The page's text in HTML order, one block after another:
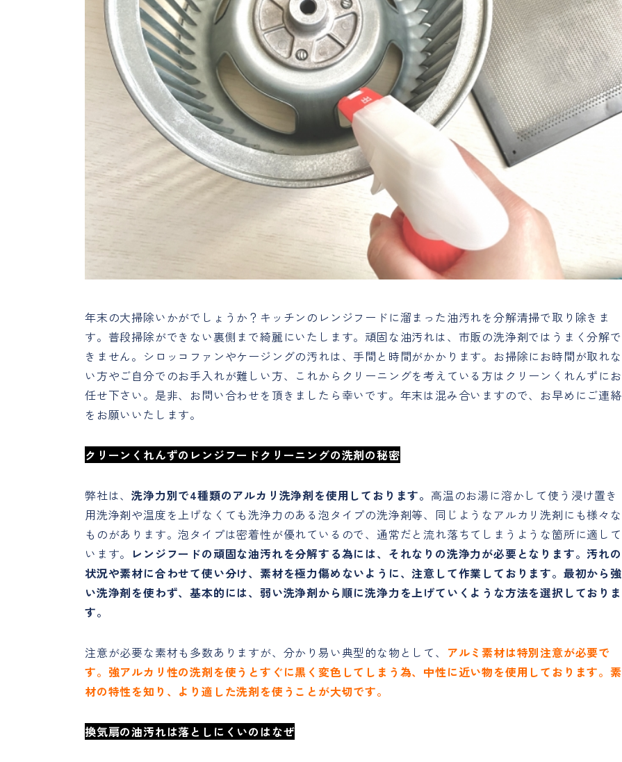
年末の大掃除いかがでしょうか？キッチンのレンジフードに溜まった油汚れを分解清掃で取り除きま
す。普段掃除ができない裏側まで綺麗にいたします。頑固な油汚れは、市販の洗浄剤ではうまく分解で
きません。シロッコファンやケージングの汚れは、手間と時間がかかります。お掃除にお時間が取れな
い方やご自分でのお手入れが難しい方、これからクリーニングを考えている方はクリーンくれんずにお
任せ下さい。是非、お問い合わせを頂きましたら幸いです。年末は混み合いますので、お早めにご連絡
をお願いいたします。
クリーンくれんずのレンジフードクリーニングの洗剤の秘密
弊社は、洗浄力別で4種類のアルカリ洗浄剤を使用しております。 高温のお湯に溶かして使う浸け置き
用洗浄剤や温度を上げなくても洗浄力のある泡タイプの洗浄剤等、同じようなアルカリ洗剤にも様々な
ものがあります。泡タイプは密着性が優れているので、通常だと流れ落ちてしまうような箇所に適して
います。 レンジフードの頑固な油汚れを分解する為には、それなりの洗浄力が必要となります。汚れの
状況や素材に合わせて使い分け、素材を極力傷めないように、注意して作業しております。最初から強
い洗浄剤を使わず、基本的には、弱い洗浄剤から順に洗浄力を上げていくような方法を選択しておりま
す。
注意が必要な素材も多数ありますが、分かり易い典型的な物として、 アルミ素材は特別注意が必要で
す。強アルカリ性の洗剤を使うとすぐに黒く変色してしまう為、中性に近い物を使用しております。素
材の特性を知り、より適した洗剤を使うことが大切です。
換気扇の油汚れは落としにくいのはなぜ